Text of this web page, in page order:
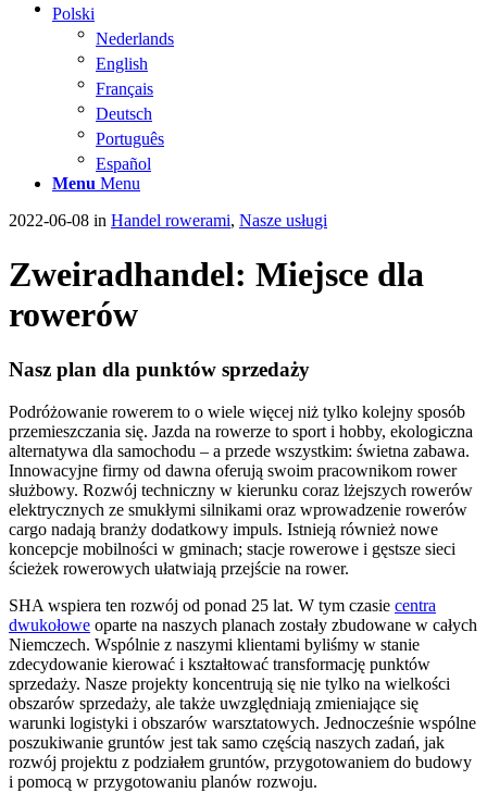
Polski
Nederlands
English
Français
Deutsch
Português
Español
Menu Menu
2022-06-08 in Handel rowerami, Nasze usługi
Zweiradhandel: Miejsce dla
rowerów
Nasz plan dla punktów sprzedaży
Podróżowanie rowerem to o wiele więcej niż tylko kolejny sposób
przemieszczania się. Jazda na rowerze to sport i hobby, ekologiczna
alternatywa dla samochodu – a przede wszystkim: świetna zabawa.
Innowacyjne firmy od dawna oferują swoim pracownikom rower
służbowy. Rozwój techniczny w kierunku coraz lżejszych rowerów
elektrycznych ze smukłymi silnikami oraz wprowadzenie rowerów
cargo nadają branży dodatkowy impuls. Istnieją również nowe
koncepcje mobilności w gminach; stacje rowerowe i gęstsze sieci
ścieżek rowerowych ułatwiają przejście na rower.
SHA wspiera ten rozwój od ponad 25 lat. W tym czasie centra
dwukołowe oparte na naszych planach zostały zbudowane w całych
Niemczech. Wspólnie z naszymi klientami byliśmy w stanie
zdecydowanie kierować i kształtować transformację punktów
sprzedaży. Nasze projekty koncentrują się nie tylko na wielkości
obszarów sprzedaży, ale także uwzględniają zmieniające się
warunki logistyki i obszarów warsztatowych. Jednocześnie wspólne
poszukiwanie gruntów jest tak samo częścią naszych zadań, jak
rozwój projektu z podziałem gruntów, przygotowaniem do budowy
i pomocą w przygotowaniu planów rozwoju.